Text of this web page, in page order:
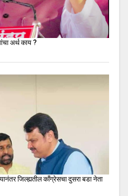
अर्थ काय ?
जिल्ह्यतील कॉंग्रेसचा दुसरा बडा नेता